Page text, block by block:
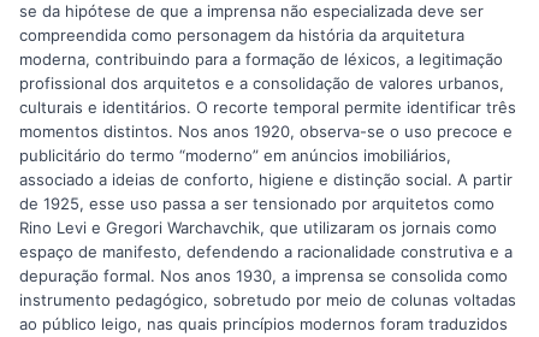
se da hipótese de que a imprensa não especializada deve ser
compreendida como personagem da história da arquitetura
moderna, contribuindo para a formação de léxicos, a legitimação
profissional dos arquitetos e a consolidação de valores urbanos,
culturais e identitários. O recorte temporal permite identificar três
momentos distintos. Nos anos 1920, observa-se o uso precoce e
publicitário do termo “moderno” em anúncios imobiliários,
associado a ideias de conforto, higiene e distinção social. A partir
de 1925, esse uso passa a ser tensionado por arquitetos como
Rino Levi e Gregori Warchavchik, que utilizaram os jornais como
espaço de manifesto, defendendo a racionalidade construtiva e a
depuração formal. Nos anos 1930, a imprensa se consolida como
instrumento pedagógico, sobretudo por meio de colunas voltadas
ao público leigo, nas quais princípios modernos foram traduzidos